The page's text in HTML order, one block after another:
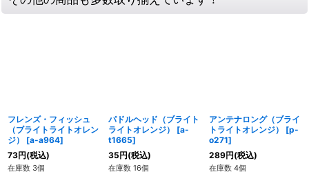
フレンズ・フィッシュ
（ブライトライトオレン
ジ）
[a-a964]
73円(税込)
在庫数 3個
パドルヘッド（ブライト
ライトオレンジ）
[a-
t1665]
35円(税込)
在庫数 16個
アンテナロング（ブライ
トライトオレンジ）
[p-
o271]
289円(税込)
在庫数 4個